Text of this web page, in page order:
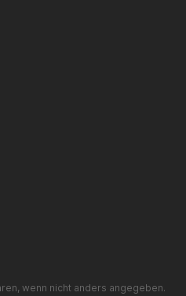
wenn nicht anders angegeben.